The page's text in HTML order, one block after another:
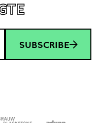
SUBSCRIBE